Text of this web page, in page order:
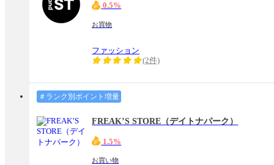
0.5%
お買物
ファッション
(2件)
＃ランク別ポイント増量
FREAK’S STORE（デイトナパーク）
1.5%
お買い物